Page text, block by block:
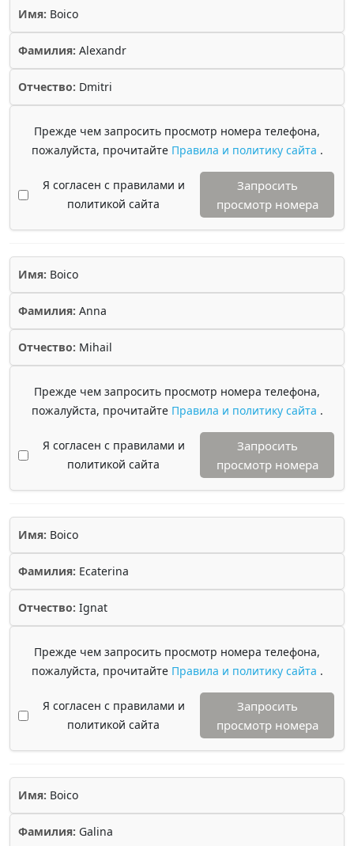
Имя: Boico
Фамилия: Alexandr
Отчество: Dmitri
Прежде чем запросить просмотр номера телефона,
пожалуйста, прочитайте Правила и политику сайта .
Я согласен с правилами и
политикой сайта
Запросить
просмотр номера
Имя: Boico
Фамилия: Anna
Отчество: Mihail
Прежде чем запросить просмотр номера телефона,
пожалуйста, прочитайте Правила и политику сайта .
Я согласен с правилами и
политикой сайта
Запросить
просмотр номера
Имя: Boico
Фамилия: Ecaterina
Отчество: Ignat
Прежде чем запросить просмотр номера телефона,
пожалуйста, прочитайте Правила и политику сайта .
Я согласен с правилами и
политикой сайта
Запросить
просмотр номера
Имя: Boico
Фамилия: Galina